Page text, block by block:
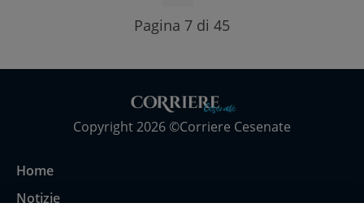
Pagina 7 di 45
Copyright 2026 ©Corriere Cesenate
Home
Notizie